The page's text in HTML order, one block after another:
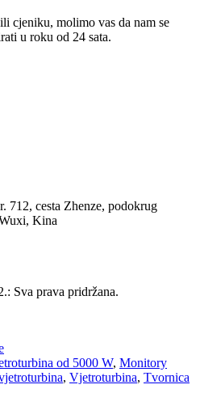
cjeniku, molimo vas da nam se
u roku od 24 sata.
712, cesta Zhenze, podokrug
Kina
Sva prava pridržana.
od 5000 W, Monitory
, Vjetroturbina, Tvornica